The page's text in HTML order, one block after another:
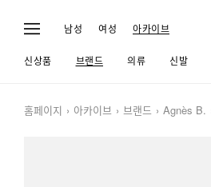
남성 여성 아카이브
신상품 브랜드 의류 신발
홈페이지 아카이브 브랜드 Agnès B.